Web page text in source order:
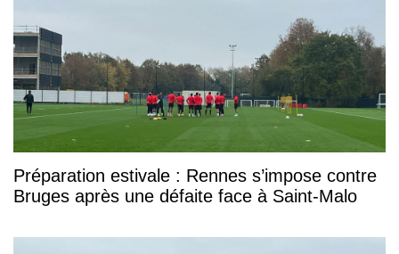
Préparation estivale : Rennes s’impose contre
Bruges après une défaite face à Saint-Malo